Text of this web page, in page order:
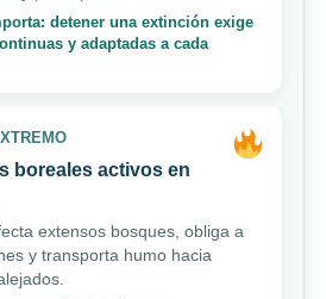
detener una extinción exige
y adaptadas a cada
boreales activos en
extensos bosques, obliga a
y transporta humo hacia